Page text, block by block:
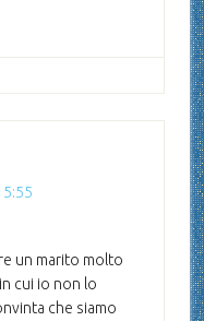
un marito molto
cui io non lo
che siamo